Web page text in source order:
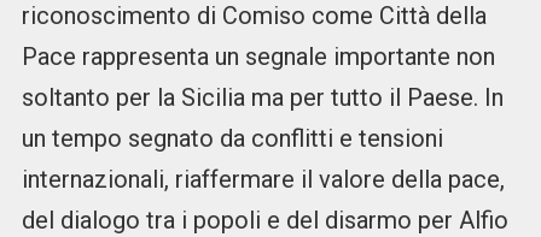
riconoscimento di Comiso come Città della
Pace rappresenta un segnale importante non
soltanto per la Sicilia ma per tutto il Paese. In
un tempo segnato da conflitti e tensioni
internazionali, riaffermare il valore della pace,
del dialogo tra i popoli e del disarmo per Alfio